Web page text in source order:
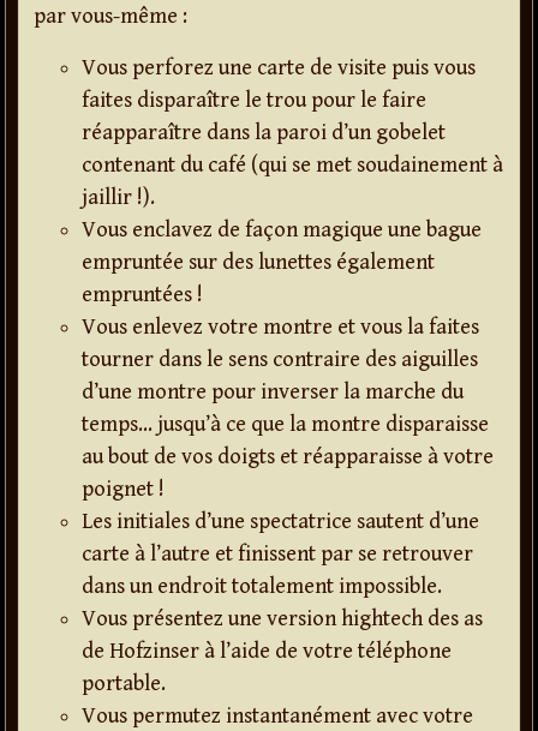
par vous-même :
Vous perforez une carte de visite puis vous
faites disparaître le trou pour le faire
réapparaître dans la paroi d’un gobelet
contenant du café (qui se met soudainement à
jaillir !).
Vous enclavez de façon magique une bague
empruntée sur des lunettes également
empruntées !
Vous enlevez votre montre et vous la faites
tourner dans le sens contraire des aiguilles
d’une montre pour inverser la marche du
temps… jusqu’à ce que la montre disparaisse
au bout de vos doigts et réapparaisse à votre
poignet !
Les initiales d’une spectatrice sautent d’une
carte à l’autre et finissent par se retrouver
dans un endroit totalement impossible.
Vous présentez une version hightech des as
de Hofzinser à l’aide de votre téléphone
portable.
Vous permutez instantanément avec votre